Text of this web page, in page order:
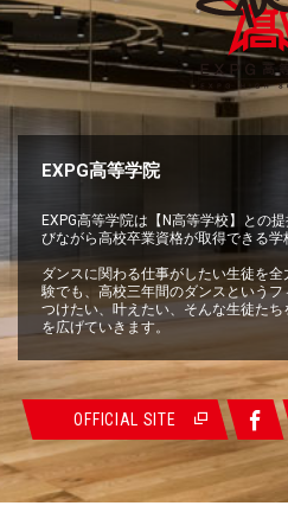
EXPG高等学院
EXPG高等学院は【N高等学校】との
びながら高校卒業資格が取得できる学
ダンスに関わる仕事がしたい生徒を
験でも、高校三年間のダンスという
つけたい、叶えたい、そんな生徒た
を広げていきます。
OFFICIAL SITE